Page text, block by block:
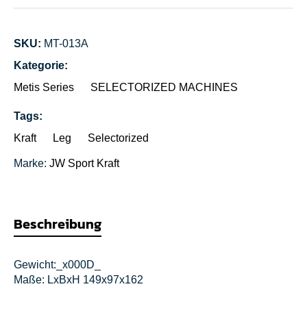
SKU: MT-013A
Kategorie:
Metis Series
SELECTORIZED MACHINES
Tags:
Kraft
Leg Selectorized
Marke: JW Sport Kraft
Beschreibung
Gewicht:_x000D_
Maße: LxBxH 149x97x162